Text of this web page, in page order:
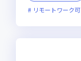
リモートワーク可